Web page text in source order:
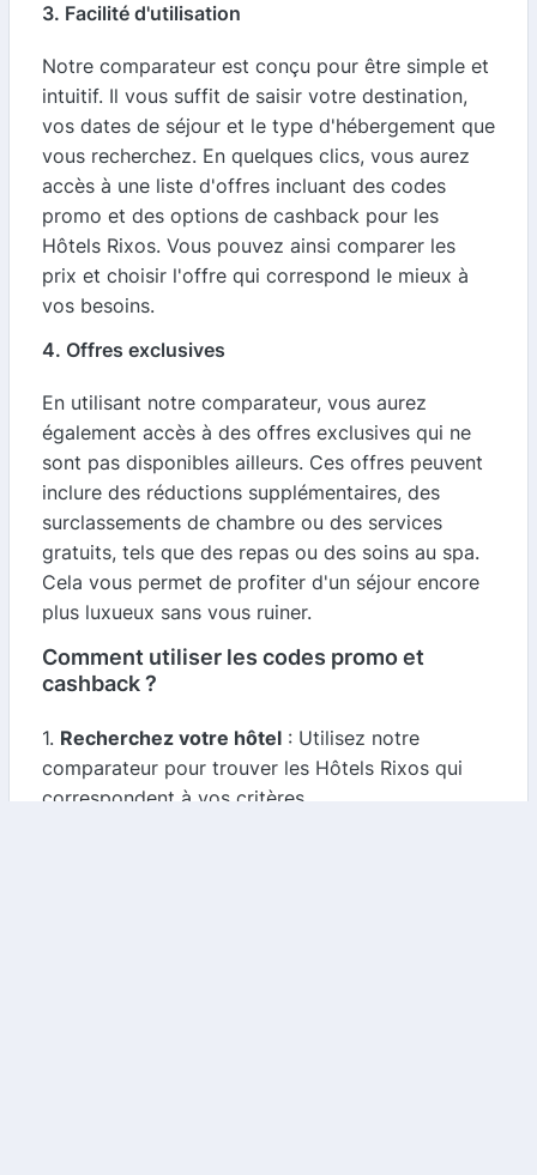
3. Facilité d'utilisation
Notre comparateur est conçu pour être simple et
intuitif. Il vous suffit de saisir votre destination,
vos dates de séjour et le type d'hébergement que
vous recherchez. En quelques clics, vous aurez
accès à une liste d'offres incluant des codes
promo et des options de cashback pour les
Hôtels Rixos. Vous pouvez ainsi comparer les
prix et choisir l'offre qui correspond le mieux à
vos besoins.
4. Offres exclusives
En utilisant notre comparateur, vous aurez
également accès à des offres exclusives qui ne
sont pas disponibles ailleurs. Ces offres peuvent
inclure des réductions supplémentaires, des
surclassements de chambre ou des services
gratuits, tels que des repas ou des soins au spa.
Cela vous permet de profiter d'un séjour encore
plus luxueux sans vous ruiner.
Comment utiliser les codes promo et
cashback ?
1. Recherchez votre hôtel : Utilisez notre
comparateur pour trouver les Hôtels Rixos qui
correspondent à vos critères.